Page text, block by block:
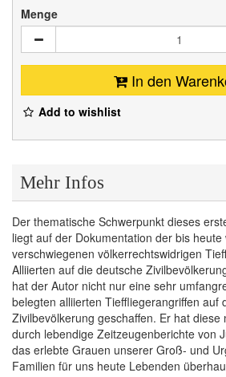
Menge
In den
Add to wishlist
Mehr Infos
Der thematische Schwerpunkt dieses
liegt auf der Dokumentation der bis heute
verschwiegenen völkerrechtswidrigen
Alliierten auf die deutsche
hat der Autor nicht nur eine sehr
belegten alliierten Tieffliegerangriffen auf
Zivilbevölkerung geschaffen. Er hat diese
durch lebendige Zeitzeugenberichte von
das erlebte Grauen unserer Groß- und
Familien für uns heute Lebenden